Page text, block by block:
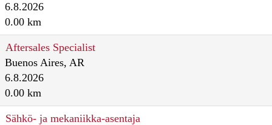
6.8.2026
0.00 km
Aftersales Specialist
Buenos Aires, AR
6.8.2026
0.00 km
Sähkö- ja mekaniikka-asentaja